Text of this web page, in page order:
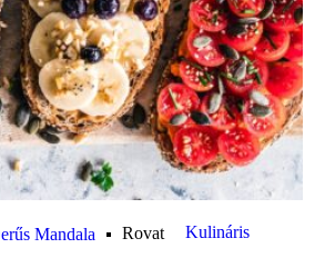
Mandala Rovat Kulináris